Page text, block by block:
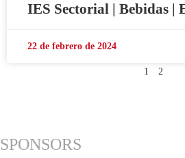
IES Sectorial | Bebidas |
22 de febrero de 2024
1 2
SPONSORS